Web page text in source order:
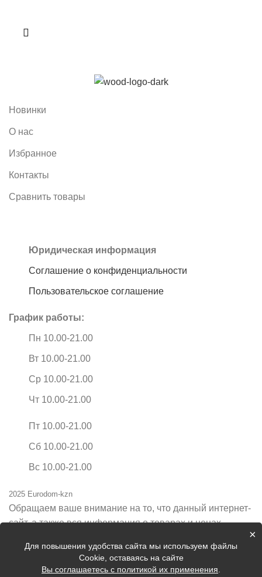
Новинки
О нас
Избранное
Контакты
Сравнить товары
Юридическая информация
Соглашение о конфиденциальности
Пользовательское соглашение
График работы:
Пн 10.00-21.00
Вт 10.00-21.00
Ср 10.00-21.00
Чт 10.00-21.00
Пт 10.00-21.00
Сб 10.00-21.00
Вс 10.00-21.00
2025 Eurodom-kzn
Обращаем ваше внимание на то, что данный интернет-
сайт, а также вся информация о товарах и ценах,
информационный характер и ни при каких условиях не
является публичной офертой, определяемой
×
Для повышения удобства сайта мы используем файлы
Cookie, оставаясь на сайте
Вы соглашаетесь с политикой их применения